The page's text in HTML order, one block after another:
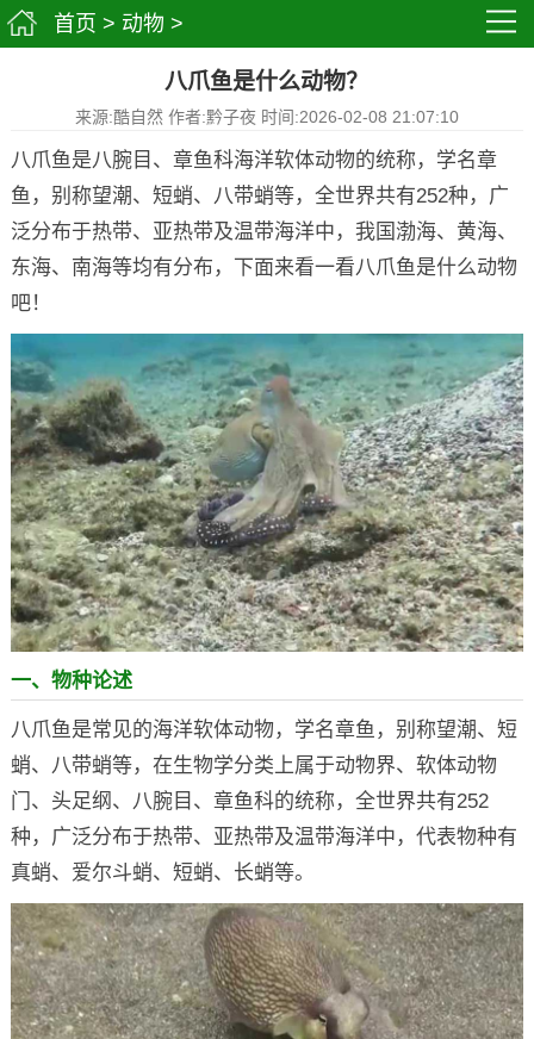
首页 > 动物 >
八爪鱼是什么动物？
来源:酷自然 作者:黔子夜 时间:2026-02-08 21:07:10
八爪鱼是八腕目、章鱼科海洋软体动物的统称，学名章
鱼，别称望潮、短蛸、八带蛸等，全世界共有252种，广
泛分布于热带、亚热带及温带海洋中，我国渤海、黄海、
东海、南海等均有分布，下面来看一看八爪鱼是什么动物
吧！
一、物种论述
八爪鱼是常见的海洋软体动物，学名章鱼，别称望潮、短
蛸、八带蛸等，在生物学分类上属于动物界、软体动物
门、头足纲、八腕目、章鱼科的统称，全世界共有252
种，广泛分布于热带、亚热带及温带海洋中，代表物种有
真蛸、爱尔斗蛸、短蛸、长蛸等。